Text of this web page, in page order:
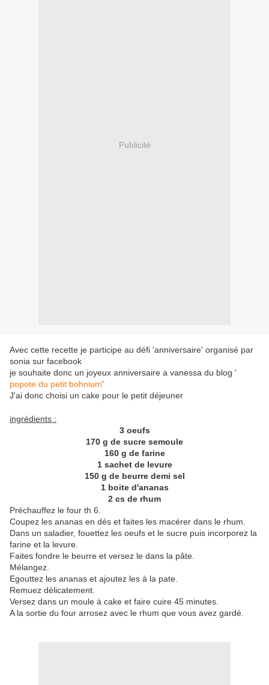
Publicité
Avec cette recette je participe au défi 'anniversaire' organisé par
sonia sur facebook
je souhaite donc un joyeux anniversaire a vanessa du blog '
popote du petit bohnium'
J'ai donc choisi un cake pour le petit déjeuner
ingrédients :
3 oeufs
170 g de sucre semoule
160 g de farine
1 sachet de levure
150 g de beurre demi sel
1 boite d'ananas
2 cs de rhum
Préchauffez le four th 6.
Coupez les ananas en dés et faites les macérer dans le rhum.
Dans un saladier, fouettez les oeufs et le sucre puis incorporez la
farine et la levure.
Faites fondre le beurre et versez le dans la pâte.
Mélangez.
Egouttez les ananas et ajoutez les à la pate.
Remuez délicatement.
Versez dans un moule à cake et faire cuire 45 minutes.
A la sortie du four arrosez avec le rhum que vous avez gardé.